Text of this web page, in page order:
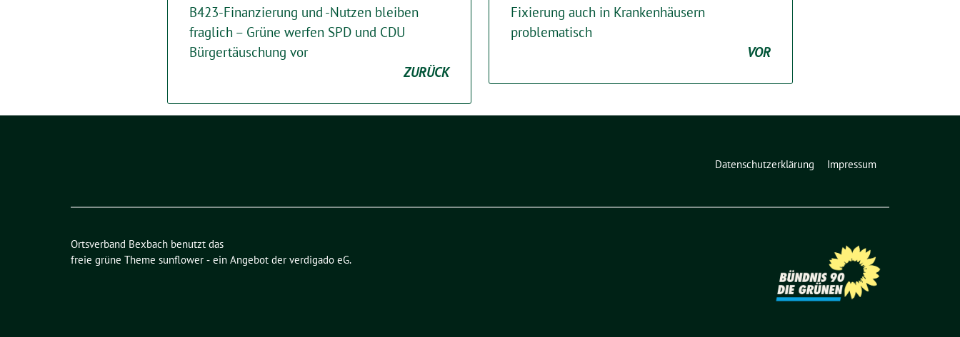
B423-Finanzierung und -Nutzen bleiben
fraglich – Grüne werfen SPD und CDU
Bürgertäuschung vor
ZURÜCK
Fixierung auch in Krankenhäusern
problematisch
VOR
Datenschutzerklärung Impressum
Ortsverband Bexbach benutzt das
freie grüne Theme sunflower ‐ ein Angebot der verdigado eG.